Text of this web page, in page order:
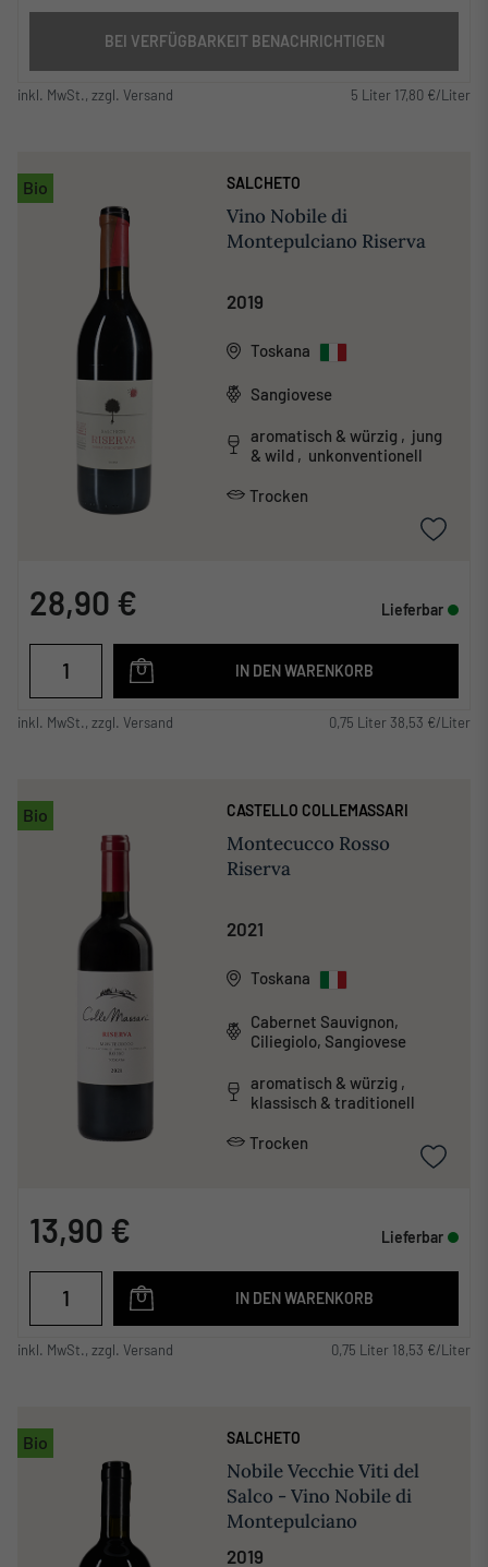
BEI VERFÜGBARKEIT BENACHRICHTIGEN
inkl. MwSt., zzgl. Versand 5 Liter 17,80 €/Liter
Bio SALCHETO
Vino Nobile di
Montepulciano Riserva
2019
Toskana
Sangiovese
aromatisch & würzig , jung
& wild , unkonventionell
Trocken
28,90 € Lieferbar
IN DEN WARENKORB
inkl. MwSt., zzgl. Versand 0,75 Liter 38,53 €/Liter
Bio CASTELLO COLLEMASSARI
Montecucco Rosso
Riserva
2021
Toskana
Cabernet Sauvignon,
Ciliegiolo, Sangiovese
aromatisch & würzig ,
klassisch & traditionell
Trocken
13,90 € Lieferbar
IN DEN WARENKORB
inkl. MwSt., zzgl. Versand 0,75 Liter 18,53 €/Liter
Bio SALCHETO
Nobile Vecchie Viti del
Salco - Vino Nobile di
Montepulciano
2019